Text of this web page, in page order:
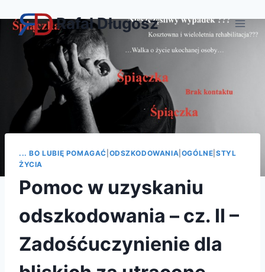
treści
Rafał Długosz
... BO LUBIĘ POMAGAĆ ODSZKODOWANIA OGÓLNE |STYL
ŻYCIA
Pomoc w uzyskaniu
odszkodowania – cz. II –
Zadośćuczynienie dla